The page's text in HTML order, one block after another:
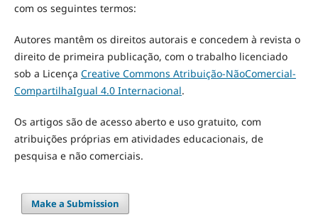
com os seguintes termos:
Autores mantêm os direitos autorais e concedem à revista o
direito de primeira publicação, com o trabalho licenciado
sob a Licença Creative Commons Atribuição-NãoComercial-
CompartilhaIgual 4.0 Internacional.
Os artigos são de acesso aberto e uso gratuito, com
atribuições próprias em atividades educacionais, de
pesquisa e não comerciais.
Make a Submission